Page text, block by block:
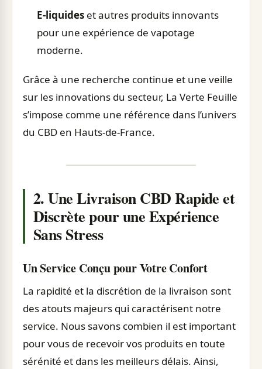
E-liquides et autres produits innovants
pour une expérience de vapotage
moderne.
Grâce à une recherche continue et une veille
sur les innovations du secteur, La Verte Feuille
s’impose comme une référence dans l’univers
du CBD en Hauts-de-France.
2. Une Livraison CBD Rapide et
Discrète pour une Expérience
Sans Stress
Un Service Conçu pour Votre Confort
La rapidité et la discrétion de la livraison sont
des atouts majeurs qui caractérisent notre
service. Nous savons combien il est important
pour vous de recevoir vos produits en toute
sérénité et dans les meilleurs délais. Ainsi,